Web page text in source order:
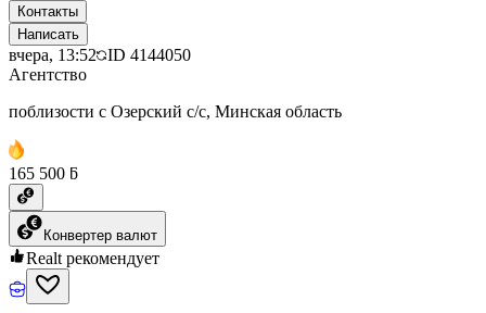
Контакты
Написать
вчера, 13:52 ID 4144050
Агентство
поблизости с Озерский с/с, Минская область
165 500 ƃ
Конвертер валют
Realt рекомендует